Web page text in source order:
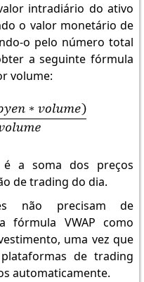
intradiário do ativo
o valor monetário de
o pelo número total
a seguinte fórmula
volume:
a soma dos preços
de trading do dia.
não precisam de
fórmula VWAP como
uma vez que
de trading
automaticamente.